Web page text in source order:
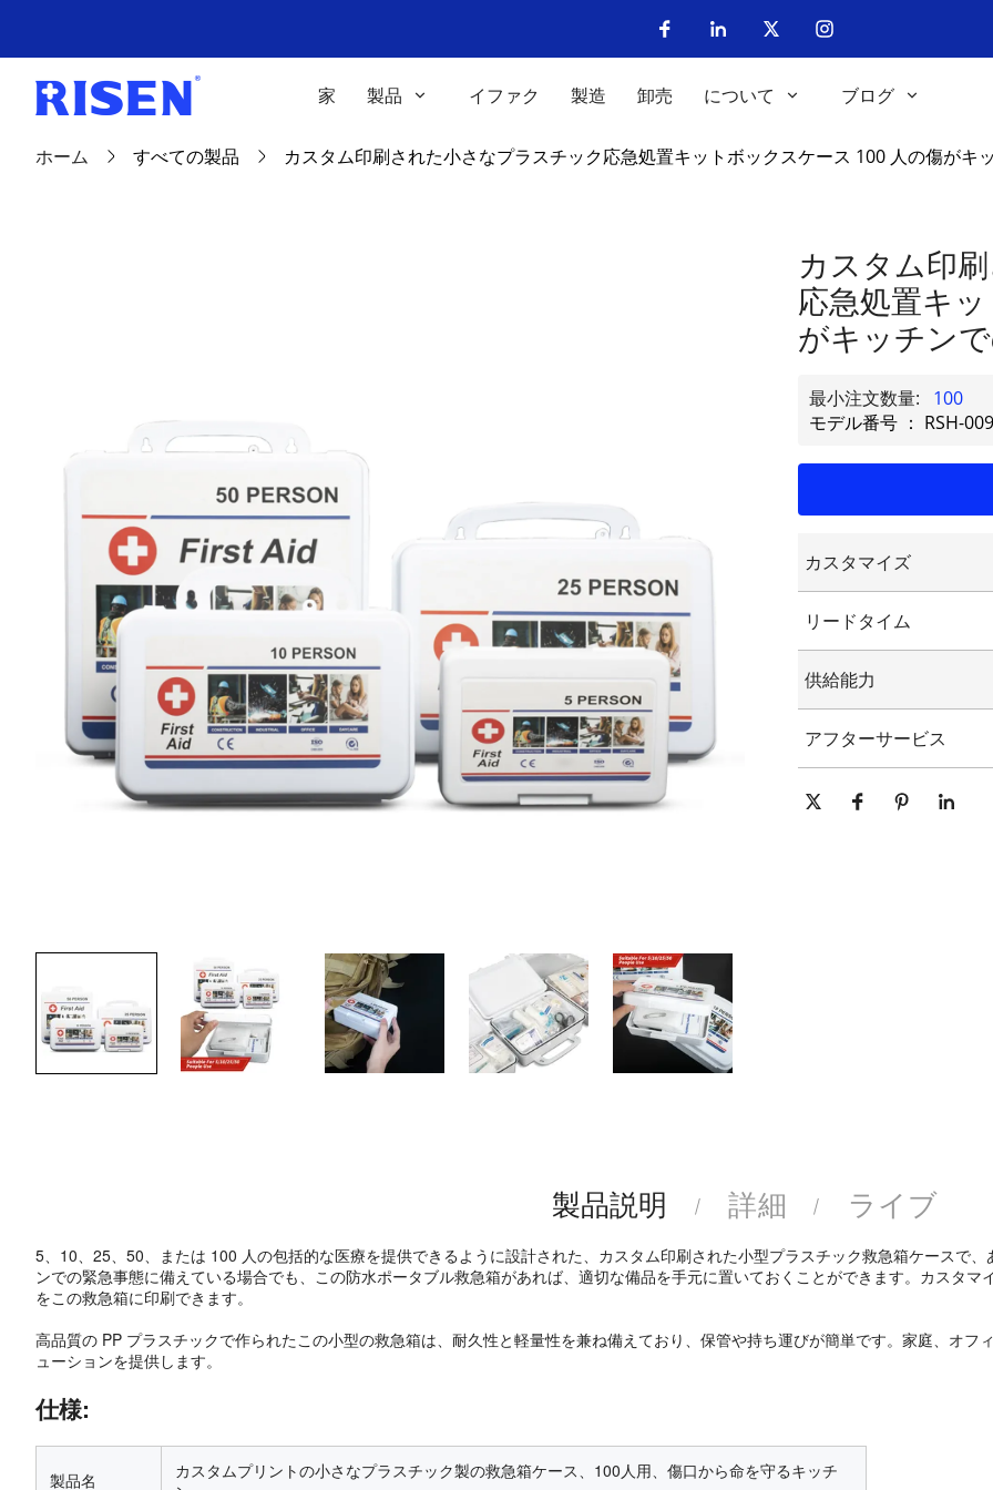
家 製品 イファク 製造 卸売 について ブログ
ホーム すべての製品 カスタム印刷された小さなプラスチック応急処置キットボックスケース 100 人の傷がキ
カスタム印
応急処置キ
がキッチン
最小注文数量:
100
モデル番号 ： RSH-009
カスタマイズ
カスタマイズされた
リードタイム
供給能力
アフターサービス
製品説明 詳細 ライブ
5、10、25、50、または 100 人の包括的な医療を提供できるように設計された、カスタム印刷された小型プラスチック救急箱ケースで
ンでの緊急事態に備えている場合でも、この防水ポータブル救急箱があれば、適切な備品を手元に置いておくことができます。カスタ
をこの救急箱に印刷できます。
高品質の PP プラスチックで作られたこの小型の救急箱は、耐久性と軽量性を兼ね備えており、保管や持ち運びが簡単です。家庭、オフ
ューションを提供します。
仕様:
製品名
カスタムプリントの小さなプラスチック製の救急箱ケース、100人用、傷口から命を守るキッチ